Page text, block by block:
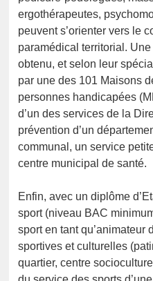
ergothérapeutes,
peuvent s’orienter vers le
paramédical territorial.
obtenu, et selon leur
par une des 101 Maisons
personnes handicapées
d’un des services de la
prévention d’un
communal, un service
centre municipal de santé.
Enfin, avec un diplôme
sport (niveau BAC
sport en tant qu’animateur
sportives et culturelles
quartier, centre